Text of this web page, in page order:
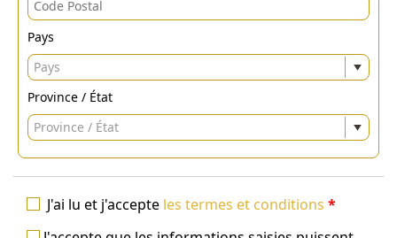
Pays
Pays
Province / État
Province / État
J'ai lu et j'accepte les termes et conditions *